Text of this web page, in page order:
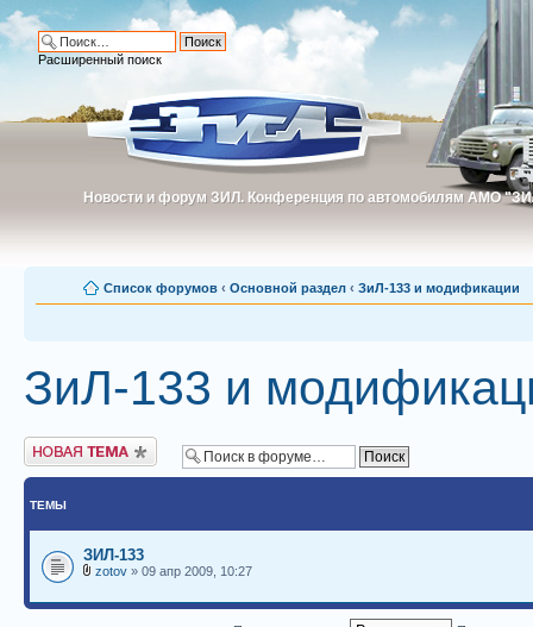
Новости и форум ЗИЛ. Конференция по автомобилям АМО
Новости и форум ЗИЛ. Конференция по автомобилям АМО
Расширенный поиск
Список форумов ‹ Основной раздел ‹ ЗиЛ-133 и модификации
ЗиЛ-133 и
Новая тема
ТЕМЫ
ЗИЛ-133
zotov » 09 апр 2009, 10:27